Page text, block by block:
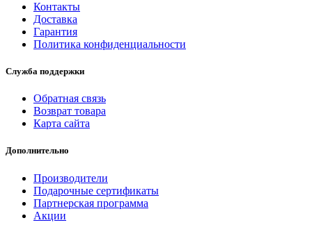
Контакты
Доставка
Гарантия
Политика конфиденциальности
Служба поддержки
Обратная связь
Возврат товара
Карта сайта
Дополнительно
Производители
Подарочные сертификаты
Партнерская программа
Акции